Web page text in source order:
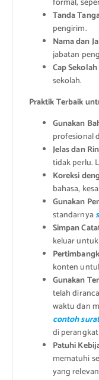
formal,
Tanda
pengirim.
Nama dan
jabatan
Cap
sekolah.
Praktik Terbaik
Gunakan
profesional
Jelas dan
tidak perlu.
Koreksi
bahasa,
Gunakan
standarnya
Simpan
keluar
konten
Gunakan
telah
waktu dan
contoh
di
Patuhi
mematuhi
yang